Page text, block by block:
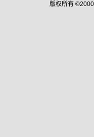
版权所有